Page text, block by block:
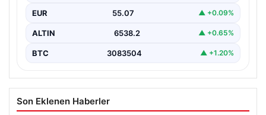
Galatasaray, yeni sezon için olası transfer planlarında
orta saha bölgesine güçlü bir takviye yapma…
EUR 55.07 ▲ +0.09%
ALTIN 6538.2 ▲ +0.65%
BTC 3083504 ▲ +1.20%
Son Eklenen Haberler